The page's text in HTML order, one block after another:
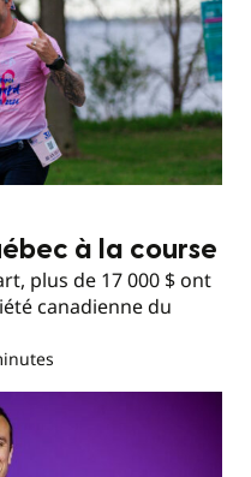
à la course
plus de 17 000 $ ont
canadienne du